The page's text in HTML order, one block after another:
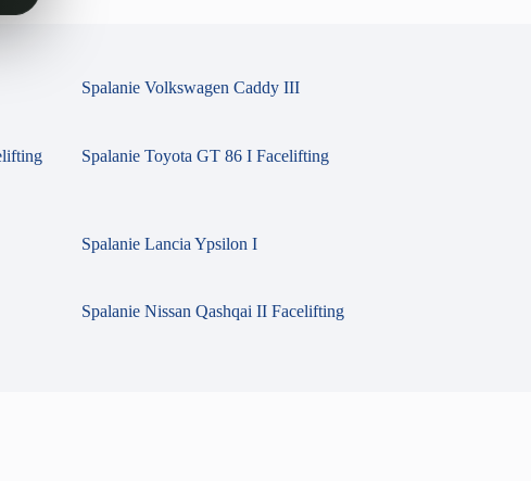
Spalanie Volkswagen Caddy III
Spalanie Toyota GT 86 I Facelifting
Spalanie Lancia Ypsilon I
Spalanie Nissan Qashqai II Facelifting